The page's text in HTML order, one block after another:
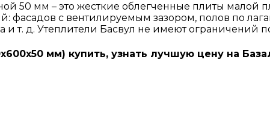
50 мм – это жесткие облегченные плиты малой
с вентилируемым зазором, полов по
и т. д. Утеплители Басвул не имеют ограничений
мм) купить, узнать лучшую цену на